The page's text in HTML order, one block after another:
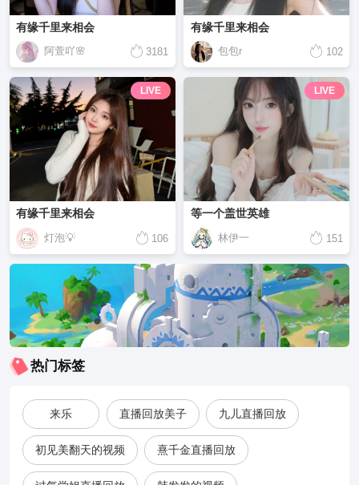
有缘千里来相会
阿萱吖🌸 3181
有缘千里来相会
包包r 102
LIVE
有缘千里来相会
灯泡💡 106
LIVE
等一个盖世英雄
林伊一 151
热门标签
来乐 直播回放美子 九儿直播回放
初见美翻天的视频 熹千金直播回放